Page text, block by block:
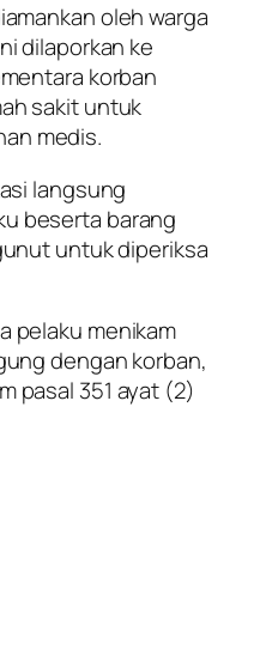
oleh warga
dilaporkan ke
korban
sakit untuk
medis.
langsung
beserta barang
untuk diperiksa
pelaku menikam
dengan korban,
pasal 351 ayat (2)